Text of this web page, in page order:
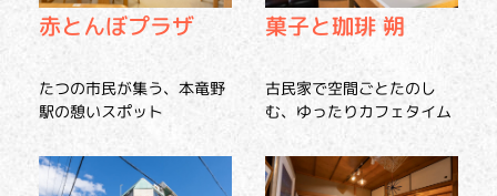
赤とんぼプラザ
たつの市民が集う、本竜野
駅の憩いスポット
菓子と珈琲 朔
古民家で空間ごとたのし
む、ゆったりカフェタイム